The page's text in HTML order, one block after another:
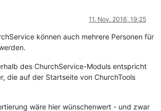
11. Nov. 2016, 19:25
können auch mehrere Personen für
des ChurchService-Moduls entspricht
die auf der Startseite von ChurchTools
wäre hier wünschenwert - und zwar